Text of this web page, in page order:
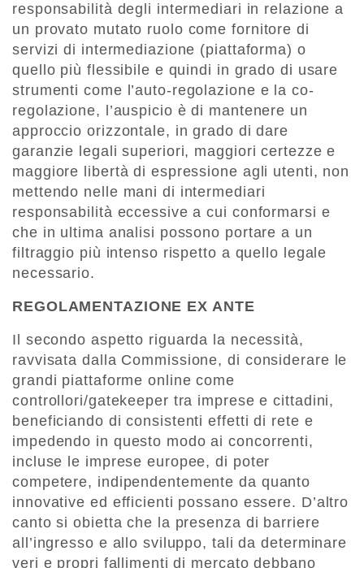
responsabilità degli intermediari in relazione a
un provato mutato ruolo come fornitore di
servizi di intermediazione (piattaforma) o
quello più flessibile e quindi in grado di usare
strumenti come l’auto-regolazione e la co-
regolazione, l’auspicio è di mantenere un
approccio orizzontale, in grado di dare
garanzie legali superiori, maggiori certezze e
maggiore libertà di espressione agli utenti, non
mettendo nelle mani di intermediari
responsabilità eccessive a cui conformarsi e
che in ultima analisi possono portare a un
filtraggio più intenso rispetto a quello legale
necessario.
REGOLAMENTAZIONE EX ANTE
Il secondo aspetto riguarda la necessità,
ravvisata dalla Commissione, di considerare le
grandi piattaforme online come
controllori/gatekeeper tra imprese e cittadini,
beneficiando di consistenti effetti di rete e
impedendo in questo modo ai concorrenti,
incluse le imprese europee, di poter
competere, indipendentemente da quanto
innovative ed efficienti possano essere. D’altro
canto si obietta che la presenza di barriere
all’ingresso e allo sviluppo, tali da determinare
veri e propri fallimenti di mercato debbano